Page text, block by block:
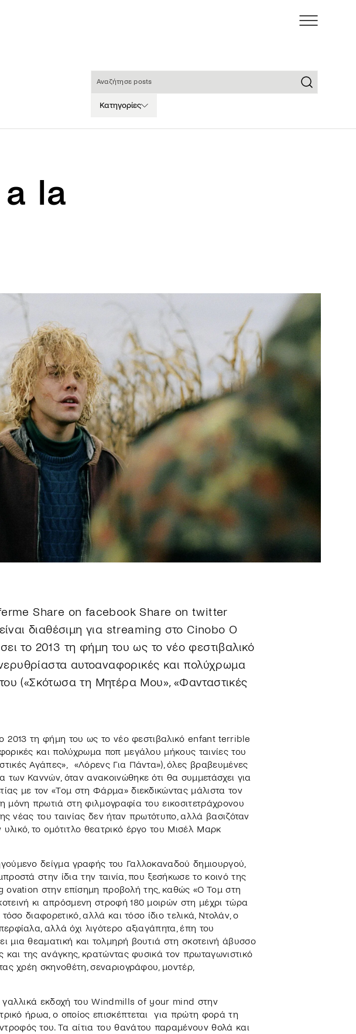
Κατηγορίες
la
Share on facebook Share on twitter
διαθέσιμη για streaming στο Cinobo Ο
το 2013 τη φήμη του ως το νέο φεστιβαλικό
αυτοαναφορικές και πολύχρωμα
(«Σκότωσα τη Μητέρα Μου», «Φανταστικές
2013 τη φήμη του ως το νέο φεστιβαλικό enfant terrible
και πολύχρωμα ποπ μεγάλου μήκους ταινίες του
Αγάπες», «Λόρενς Για Πάντα»), όλες βραβευμένες
των Καννών, όταν ανακοινώθηκε ότι θα συμμετάσχει για
με τον «Τομ στη Φάρμα» διεκδικώντας μάλιστα τον
πρωτιά στη φιλμογραφία του εικοσιτετράχρονου
νέας του ταινίας δεν ήταν πρωτότυπο, αλλά βασιζόταν
το ομότιτλο θεατρικό έργο του Μισέλ Μαρκ
δείγμα γραφής του Γαλλοκαναδού δημιουργού,
στην ίδια την ταινία, που ξεσήκωσε το κοινό της
ovation στην επίσημη προβολή της, καθώς «Ο Τομ στη
κι απρόσμενη στροφή 180 μοιρών στη μέχρι τώρα
διαφορετικό, αλλά και τόσο ίδιο τελικά, Ντολάν, ο
αλλά όχι λιγότερο αξιαγάπητα, έπη του
μια θεαματική και τολμηρή βουτιά στη σκοτεινή άβυσσο
και της ανάγκης, κρατώντας φυσικά τον πρωταγωνιστικό
χρέη σκηνοθέτη, σεναριογράφου, μοντέρ,
γαλλικά εκδοχή του Windmills of your mind στην
ήρωα, ο οποίος επισκέπτεται για πρώτη φορά τη
του. Τα αίτια του θανάτου παραμένουν θολά και